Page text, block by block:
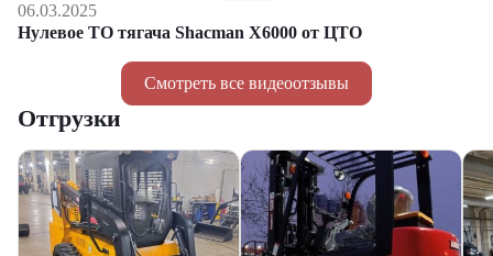
Смотреть все видеоотзывы
06.03.2025
Нулевое ТО тягача Shacman Х6000 от ЦТО
Отгрузки